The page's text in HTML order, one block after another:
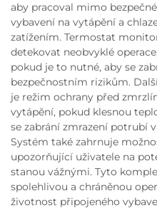
aby pracoval mimo
vybavení na vytápění a
zatížením. Termostat
detekovat neobvyklé
pokud je to nutné, aby se
bezpečnostním rizikům.
je režim ochrany před
vytápění, pokud klesnou
se zabrání zmrazení potrubí
Systém také zahrnuje
upozorňující uživatele na
stanou vážnými. Tyto
spolehlivou a chráněnou
životnost připojeného